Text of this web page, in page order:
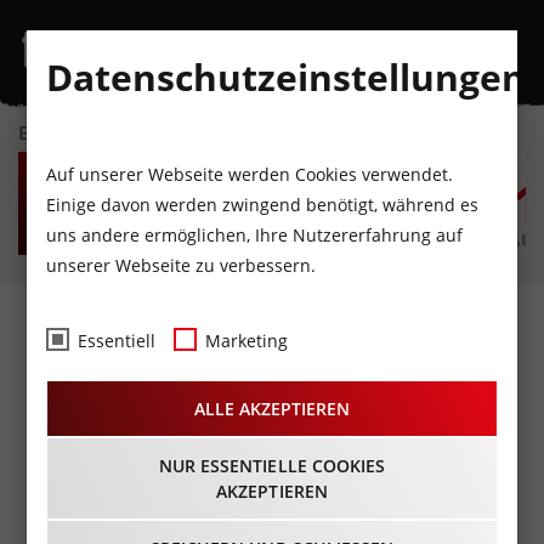
EVENTKALENDER
SO
9
AUGUST
MO
10
AUGUST
DI
11
AUGUST
MI
12
AUGUST
DO
13
AUGUST
Fotos- Birthday Bash
Irene@Livestage
Innsbruck
28.09.2018
Datenschutzeinstellungen
Auf unserer Webseite werden Cookies verwendet.
Einige davon werden zwingend benötigt, während es
uns andere ermöglichen, Ihre Nutzererfahrung auf
unserer Webseite zu verbessern.
Essentiell Marketing
ALLE AKZEPTIEREN
NUR ESSENTIELLE COOKIES
AKZEPTIEREN